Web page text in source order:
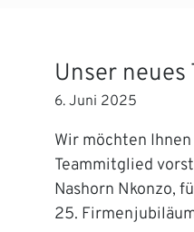
Unser
6. Juni 2025
Wir möchten
Teammitglied
Nashorn Nkonzo,
25.